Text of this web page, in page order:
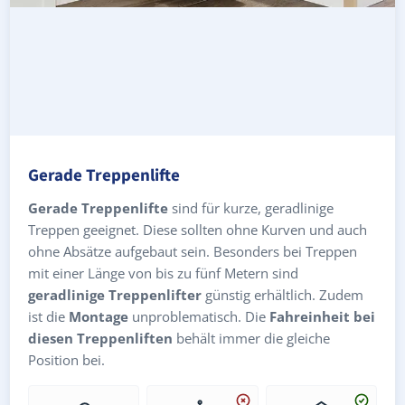
Gerade Treppenlifte
Gerade Treppenlifte sind für kurze, geradlinige
Treppen geeignet. Diese sollten ohne Kurven und auch
ohne Absätze aufgebaut sein. Besonders bei Treppen
mit einer Länge von bis zu fünf Metern sind
geradlinige Treppenlifter günstig erhältlich. Zudem
ist die Montage unproblematisch. Die Fahreinheit bei
diesen Treppenliften behält immer die gleiche
Position bei.